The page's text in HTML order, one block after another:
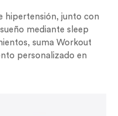
hipertensión, junto con
mediante sleep
suma Workout
personalizado en